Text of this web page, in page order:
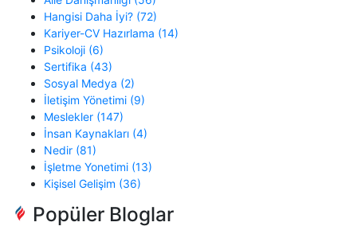
Hangisi Daha İyi? (72)
Kariyer-CV Hazırlama (14)
Psikoloji (6)
Sertifika (43)
Sosyal Medya (2)
İletişim Yönetimi (9)
Meslekler (147)
İnsan Kaynakları (4)
Nedir (81)
İşletme Yonetimi (13)
Kişisel Gelişim (36)
Popüler Bloglar